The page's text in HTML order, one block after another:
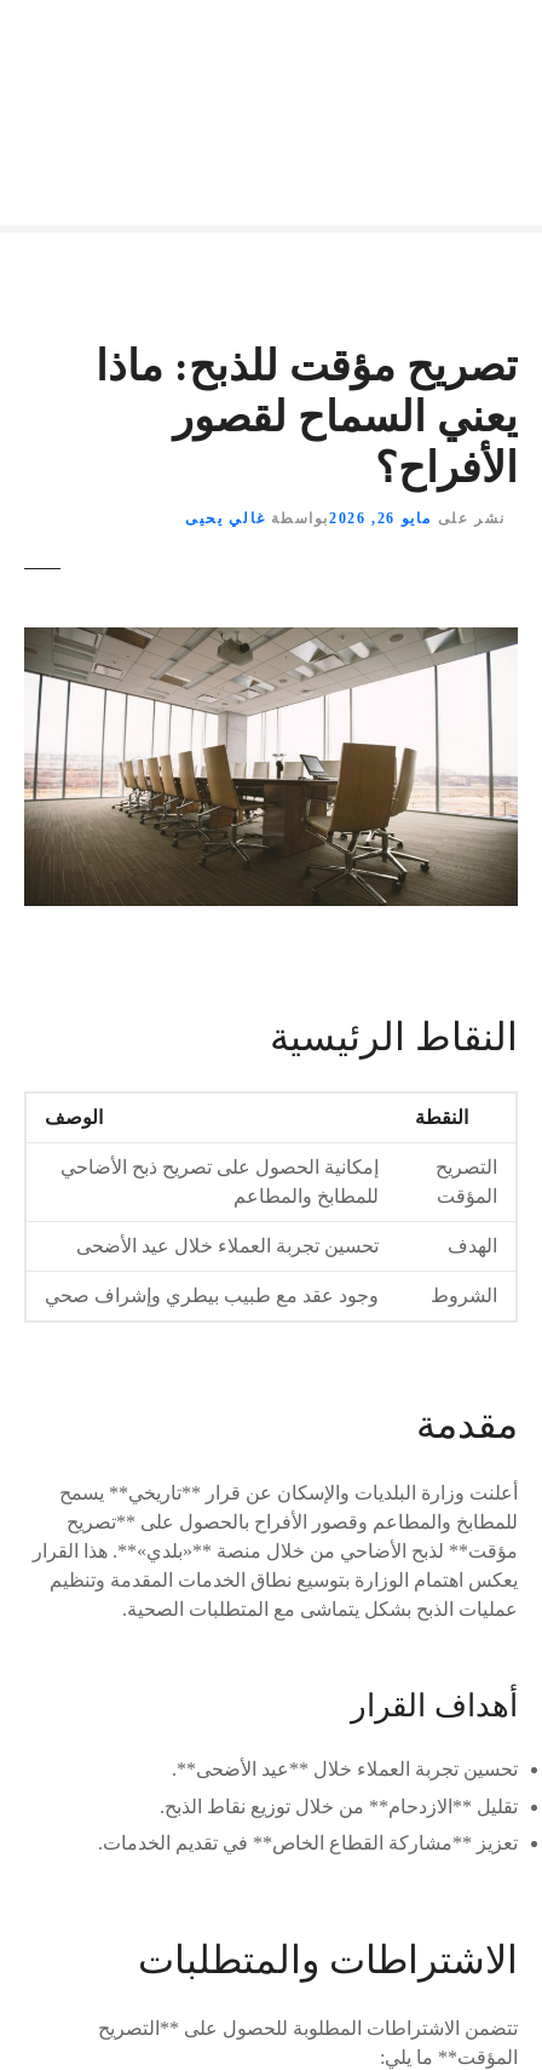
تصريح مؤقت للذبح: ماذا
يعني السماح لقصور
الأفراح؟
نشر على مايو 26, 2026 بواسطة غالي يحيى
النقاط الرئيسية
النقطة الوصف
التصريح
المؤقت
إمكانية الحصول على تصريح ذبح الأضاحي
للمطابخ والمطاعم
الهدف تحسين تجربة العملاء خلال عيد الأضحى
الشروط وجود عقد مع طبيب بيطري وإشراف صحي
مقدمة
أعلنت وزارة البلديات والإسكان عن قرار **تاريخي** يسمح
للمطابخ والمطاعم وقصور الأفراح بالحصول على **تصريح
مؤقت** لذبح الأضاحي من خلال منصة **«بلدي»**. هذا القرار
يعكس اهتمام الوزارة بتوسيع نطاق الخدمات المقدمة وتنظيم
عمليات الذبح بشكل يتماشى مع المتطلبات الصحية.
أهداف القرار
تحسين تجربة العملاء خلال **عيد الأضحى**.
تقليل **الازدحام** من خلال توزيع نقاط الذبح.
تعزيز **مشاركة القطاع الخاص** في تقديم الخدمات.
الاشتراطات والمتطلبات
تتضمن الاشتراطات المطلوبة للحصول على **التصريح
المؤقت** ما يلي: